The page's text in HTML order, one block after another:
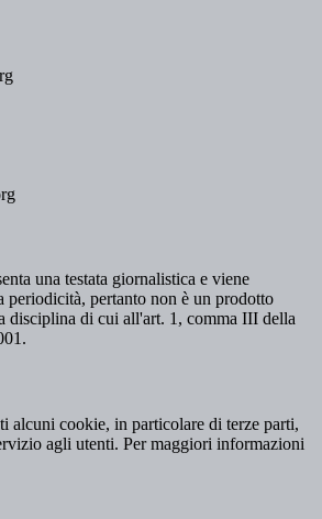
una testata giornalistica e viene
periodicità, pertanto non è un prodotto
disciplina di cui all'art. 1, comma III della
alcuni cookie, in particolare di terze parti,
agli utenti. Per maggiori informazioni